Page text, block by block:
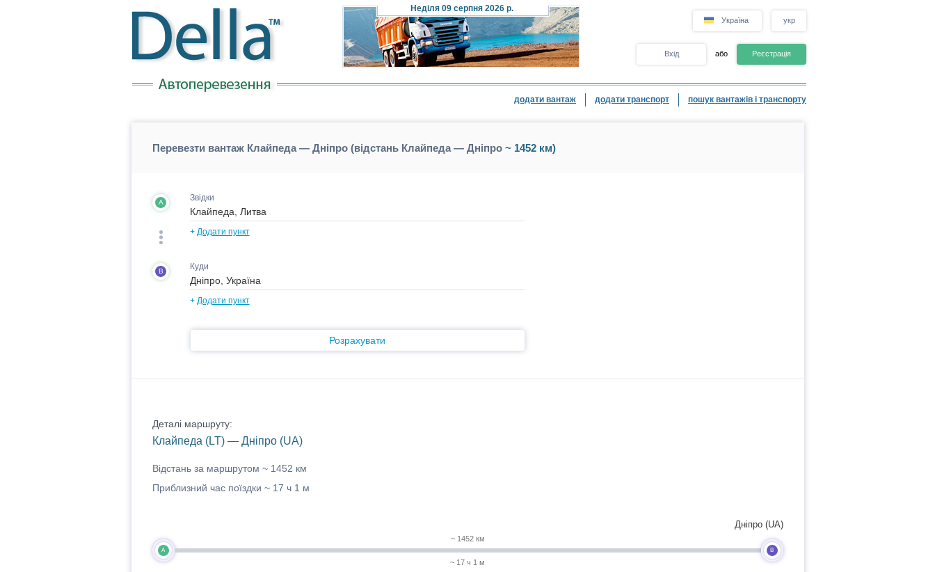
Неділя 09 серпня 2026 р.
Україна укр
Вхід або Реєстрація
додати вантаж додати транспорт пошук вантажів і транспорту
Перевезти вантаж Клайпеда — Дніпро (відстань Клайпеда — Дніпро~ 1452 км)
A Звідки
+ Додати пункт
B Куди
+ Додати пункт
Розрахувати
Деталі маршруту:
Клайпеда (LT) — Дніпро (UA)
Відстань за маршрутом ~ 1452 км
Приблизний час поїздки ~ 17 ч 1 м
A
~ 1452 км
~ 17 ч 1 м
B
Дніпро (UA)